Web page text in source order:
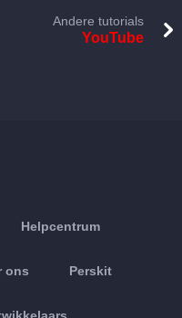
Andere tutorials
YouTube
Helpcentrum
ons Perskit